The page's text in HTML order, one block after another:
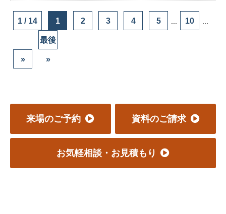
1 / 14 1 2 3 4 5 10
»
最後
»
来場のご予約
お気軽相談・お見積もり
資料のご請求